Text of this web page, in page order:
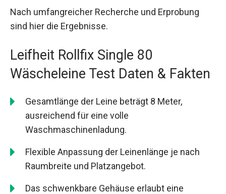
Nach umfangreicher Recherche und Erprobung
sind hier die Ergebnisse.
Leifheit Rollfix Single 80
Wäscheleine Test Daten & Fakten
Gesamtlänge der Leine beträgt 8 Meter,
ausreichend für eine volle
Waschmaschinenladung.
Flexible Anpassung der Leinenlänge je nach
Raumbreite und Platzangebot.
Das schwenkbare Gehäuse erlaubt eine